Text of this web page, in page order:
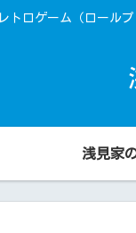
レトロゲーム（ロール
浅見家